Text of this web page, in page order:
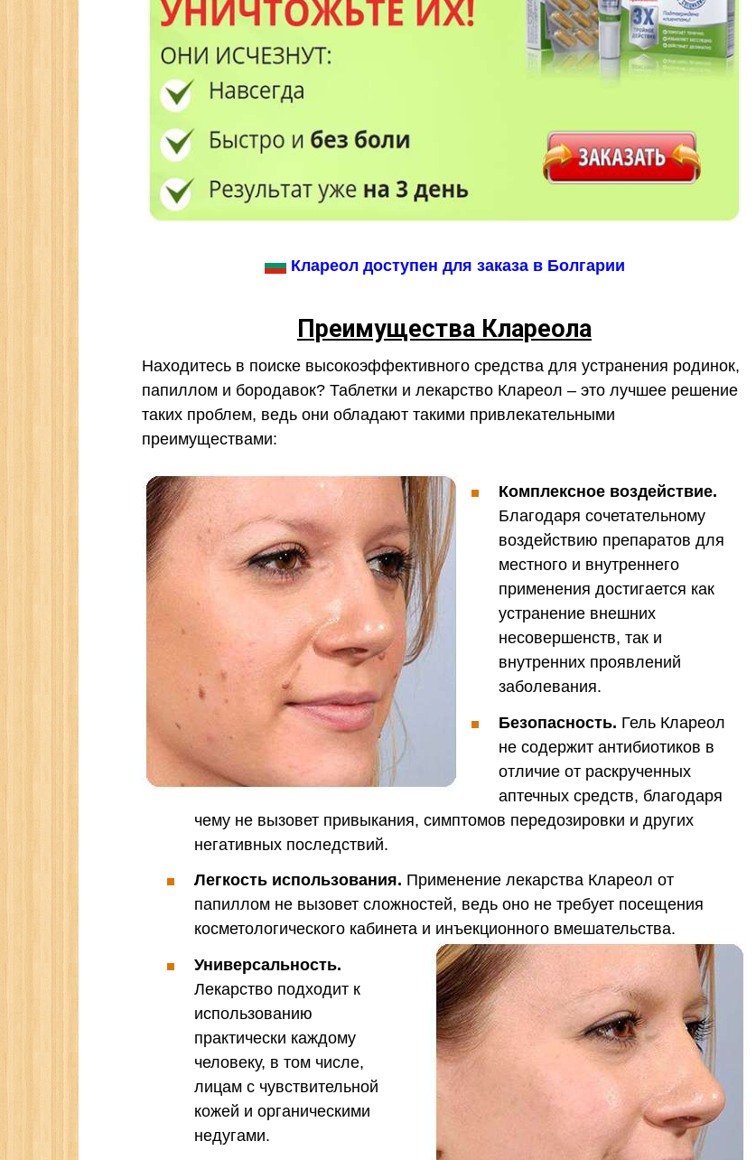
Клареол доступен для заказа в Болгарии
Преимущества Клареола
Находитесь в поиске высокоэффективного средства для устранения родинок,
папиллом и бородавок? Таблетки и лекарство Клареол – это лучшее решение
таких проблем, ведь они обладают такими привлекательными
преимуществами:
Комплексное воздействие.
Благодаря сочетательному
воздействию препаратов для
местного и внутреннего
применения достигается как
устранение внешних
несовершенств, так и
внутренних проявлений
заболевания.
Безопасность. Гель Клареол
не содержит антибиотиков в
отличие от раскрученных
аптечных средств, благодаря
чему не вызовет привыкания, симптомов передозировки и других
негативных последствий.
Легкость использования. Применение лекарства Клареол от
папиллом не вызовет сложностей, ведь оно не требует посещения
косметологического кабинета и инъекционного вмешательства.
Универсальность.
Лекарство подходит к
использованию
практически каждому
человеку, в том числе,
лицам с чувствительной
кожей и органическими
недугами.